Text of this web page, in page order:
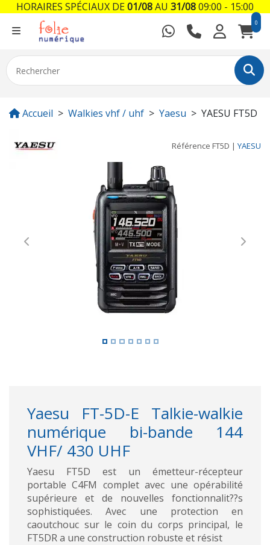
0
Accueil Walkies vhf / uhf Yaesu YAESU FT5D
Référence FT5D | YAESU
Previous Next
Yaesu FT-5D-E Talkie-walkie
numérique bi-bande 144
VHF/ 430 UHF
Yaesu FT5D est un émetteur-récepteur
portable C4FM complet avec une opérabilité
supérieure et de nouvelles fonctionnalit??s
sophistiquées. Avec une protection en
caoutchouc sur le coin du corps principal, le
FT5DR a une construction robuste et résist
HORAIRES SPÉCIAUX DE01/08AU 31/0809:00 - 15:00